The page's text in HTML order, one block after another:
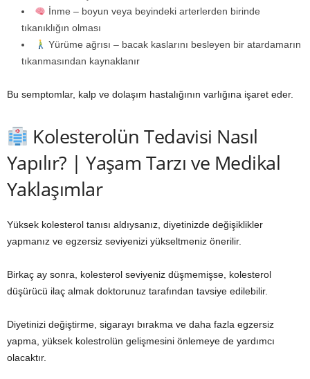
İnme – boyun veya beyindeki arterlerden birinde
tıkanıklığın olması
Yürüme ağrısı – bacak kaslarını besleyen bir atardamarın
tıkanmasından kaynaklanır
Bu semptomlar, kalp ve dolaşım hastalığının varlığına işaret eder.
Kolesterolün Tedavisi Nasıl
Yapılır? | Yaşam Tarzı ve Medikal
Yaklaşımlar
Yüksek kolesterol tanısı aldıysanız, diyetinizde değişiklikler
yapmanız ve egzersiz seviyenizi yükseltmeniz önerilir.
Birkaç ay sonra, kolesterol seviyeniz düşmemişse, kolesterol
düşürücü ilaç almak doktorunuz tarafından tavsiye edilebilir.
Diyetinizi değiştirme, sigarayı bırakma ve daha fazla egzersiz
yapma, yüksek kolestrolün gelişmesini önlemeye de yardımcı
olacaktır.